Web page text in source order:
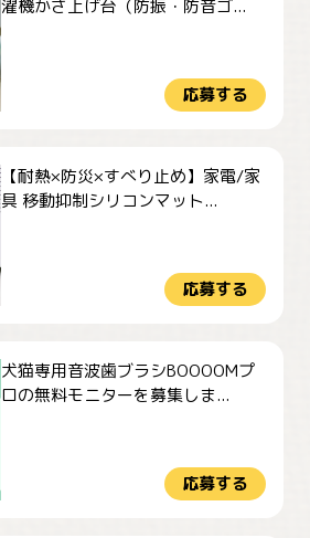
濯機かさ上げ台（防振・防音ゴ...
応募する
【耐熱×防災×すべり止め】家電/家
具 移動抑制シリコンマット...
応募する
犬猫専用音波歯ブラシBOOOOMプ
ロの無料モニターを募集しま...
応募する